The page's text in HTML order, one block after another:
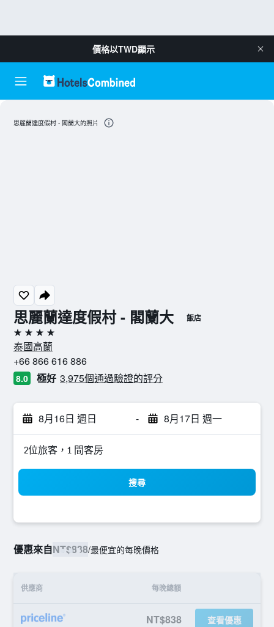
價格以TWD顯示
思麗蘭達度假村 - 閣蘭大 飯店
4星級
泰國高蘭
+66 866 616 886
8.0 極好 3,975個通過驗證的評分
8月16日 週日 - 8月17日 週一
2位旅客，1 間客房
搜尋
優惠來自NT$838/最便宜的每晚價格
供應商 每晚總額
NT$838 查看優惠
思麗蘭達度假村 - 閣蘭大的照片